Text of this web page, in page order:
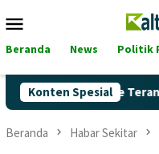
ke
Mobile
Beranda News Politik
Konten Spesial
Pertalite Terancam
Beranda Habar Sekitar